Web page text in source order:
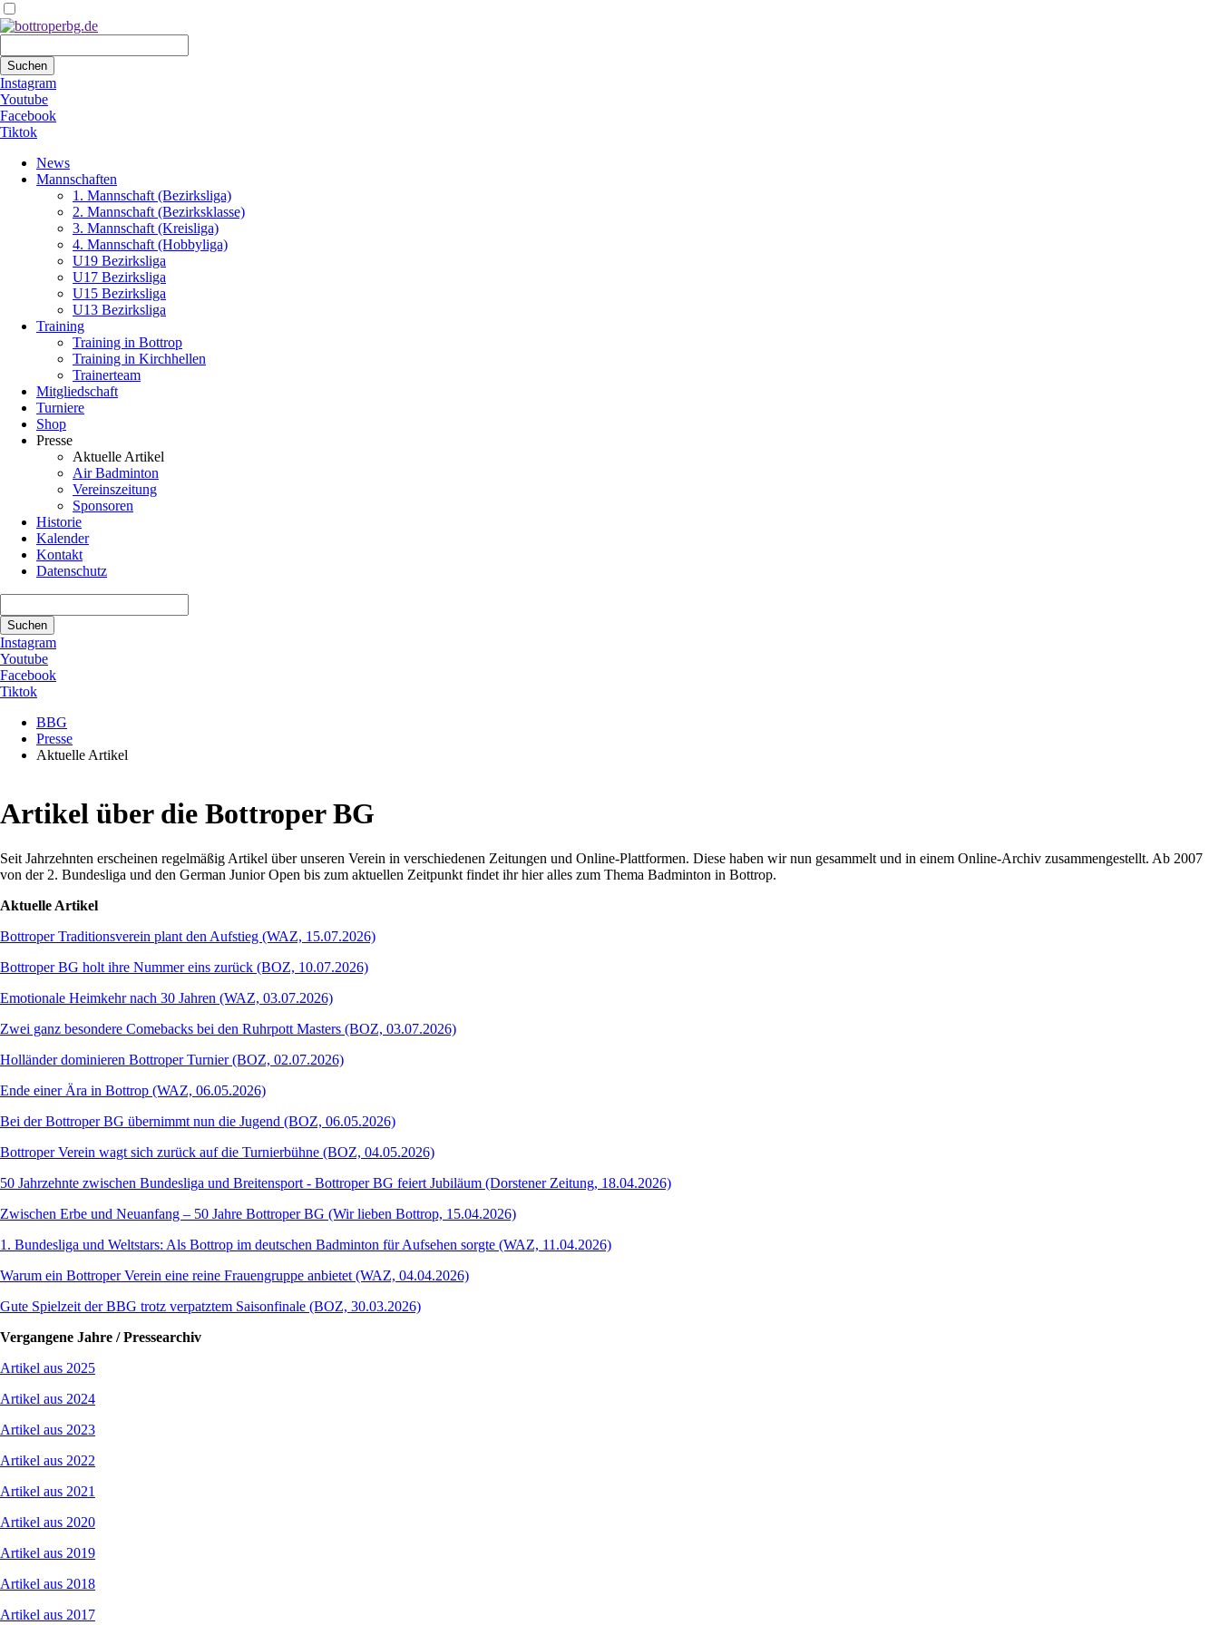
Suchen
Instagram
Youtube
Facebook
Tiktok
überspringen
News
Mannschaften
1. Mannschaft (Bezirksliga)
2. Mannschaft (Bezirksklasse)
3. Mannschaft (Kreisliga)
4. Mannschaft (Hobbyliga)
U19 Bezirksliga
U17 Bezirksliga
U15 Bezirksliga
U13 Bezirksliga
Training
Training in Bottrop
Training in Kirchhellen
Trainerteam
Mitgliedschaft
Turniere
Shop
Presse
Aktuelle Artikel
Air Badminton
Vereinszeitung
Sponsoren
Historie
Kalender
Kontakt
Datenschutz
Suchen
Instagram
Youtube
Facebook
Tiktok
BBG
Presse
Aktuelle Artikel
Artikel über die Bottroper BG
Seit Jahrzehnten erscheinen regelmäßig Artikel über unseren Verein in verschiedenen Zeitungen und Online-Plattformen. Diese haben wir nun gesammelt und in einem Online-Archiv zusammengestellt. Ab 2007
von der 2. Bundesliga und den German Junior Open bis zum aktuellen Zeitpunkt findet ihr hier alles zum Thema Badminton in Bottrop.
Aktuelle Artikel
Bottroper Traditionsverein plant den Aufstieg (WAZ, 15.07.2026)
Bottroper BG holt ihre Nummer eins zurück (BOZ, 10.07.2026)
Emotionale Heimkehr nach 30 Jahren (WAZ, 03.07.2026)
Zwei ganz besondere Comebacks bei den Ruhrpott Masters (BOZ, 03.07.2026)
Holländer dominieren Bottroper Turnier (BOZ, 02.07.2026)
Ende einer Ära in Bottrop (WAZ, 06.05.2026)
Bei der Bottroper BG übernimmt nun die Jugend (BOZ, 06.05.2026)
Bottroper Verein wagt sich zurück auf die Turnierbühne (BOZ, 04.05.2026)
50 Jahrzehnte zwischen Bundesliga und Breitensport - Bottroper BG feiert Jubiläum (Dorstener Zeitung, 18.04.2026)
Zwischen Erbe und Neuanfang – 50 Jahre Bottroper BG (Wir lieben Bottrop, 15.04.2026)
1. Bundesliga und Weltstars: Als Bottrop im deutschen Badminton für Aufsehen sorgte (WAZ, 11.04.2026)
Warum ein Bottroper Verein eine reine Frauengruppe anbietet (WAZ, 04.04.2026)
Gute Spielzeit der BBG trotz verpatztem Saisonfinale (BOZ, 30.03.2026)
Vergangene Jahre / Pressearchiv
Artikel aus 2025
Artikel aus 2024
Artikel aus 2023
Artikel aus 2022
Artikel aus 2021
Artikel aus 2020
Artikel aus 2019
Artikel aus 2018
Artikel aus 2017